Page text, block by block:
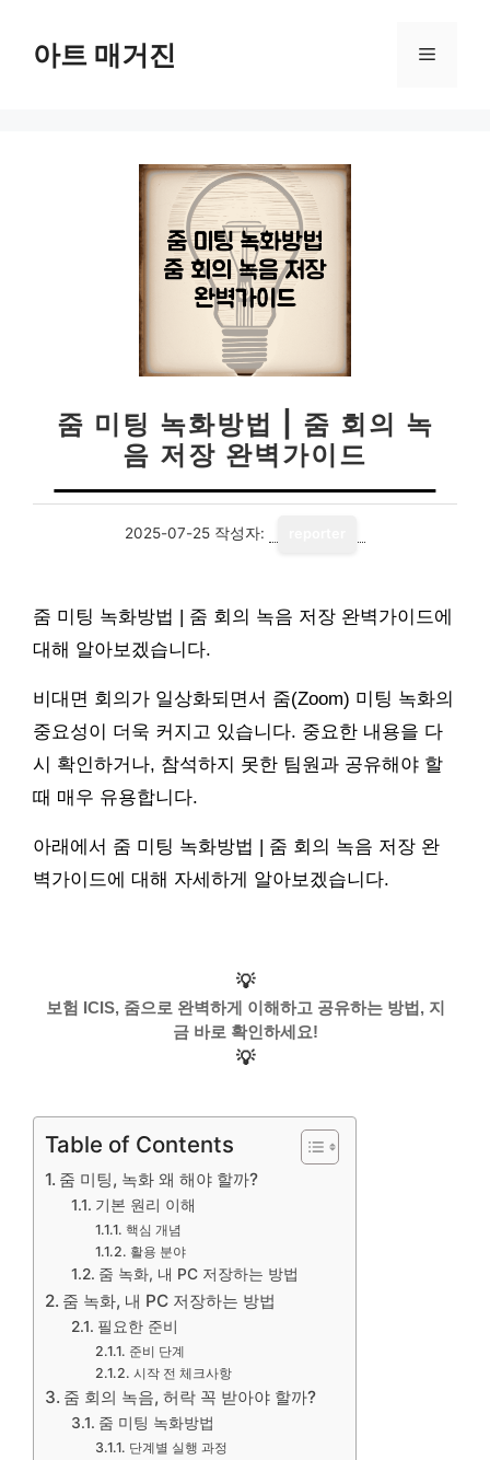
아트 매거진 메
줌 미팅 녹화방법 | 줌 회의 녹
음 저장 완벽가이드
2025-07-25 작성자:
줌 미팅 녹화방법 | 줌 회의 녹음 저장 완벽가이드에
대해 알아보겠습니다.
비대면 회의가 일상화되면서 줌(Zoom) 미팅 녹화의
중요성이 더욱 커지고 있습니다. 중요한 내용을 다
시 확인하거나, 참석하지 못한 팀원과 공유해야 할
때 매우 유용합니다.
아래에서 줌 미팅 녹화방법 | 줌 회의 녹음 저장 완
벽가이드에 대해 자세하게 알아보겠습니다.
💡
보험 ICIS, 줌으로 완벽하게 이해하고 공유하는 방법, 지
금 바로 확인하세요!
💡
Table of Contents
줌 미팅, 녹화 왜 해야 할까?
기본 원리 이해
핵심 개념
활용 분야
줌 녹화, 내 PC 저장하는 방법
줌 녹화, 내 PC 저장하는 방법
필요한 준비
준비 단계
시작 전 체크사항
줌 회의 녹음, 허락 꼭 받아야 할까?
줌 미팅 녹화방법
단계별 실행 과정